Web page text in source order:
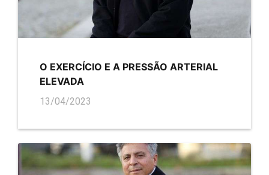
O EXERCÍCIO E A PRESSÃO ARTERIAL
ELEVADA
13/04/2023